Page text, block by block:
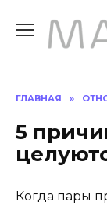
содержанию
ГЛАВНАЯ »
5
Когда пары